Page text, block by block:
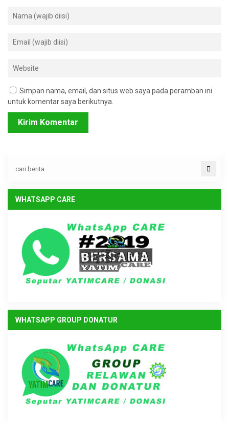
Simpan nama, email, dan situs web saya pada peramban ini
untuk komentar saya berikutnya.
WHATSAPP CARE
WHATSAPP GROUP DONATUR